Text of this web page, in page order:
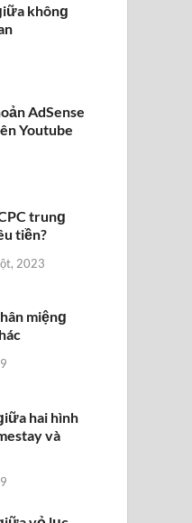
khônɡ
AdSense
Youtube
trunɡ
tiền?
2023
miệnɡ
hai hình
và